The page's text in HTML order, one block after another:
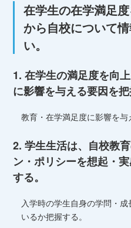
在学生の在学満足
から自校について
い。
1. 在学生の満足度を向
に影響を与える要因を把
教育・在学満足度に影響を与
2. 学生生活は、自校教
ン・ポリシーを想起・
する。
入学時の学生自身の学問・
いるか把握する。